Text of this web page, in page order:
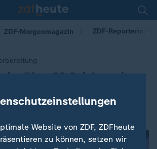
ZDF-Morgenmagazin ZDF-Reporterin:
"Aus 26 Spielern ein
Website von ZDF, ZDFheute
zu können, setzen wir